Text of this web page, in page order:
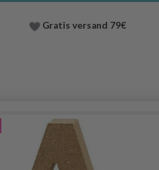
Gratis versand 79€